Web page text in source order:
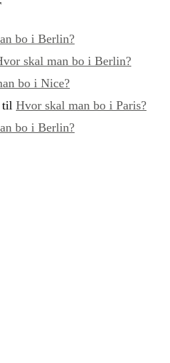
bo i Berlin?
skal man bo i Berlin?
bo i Nice?
til Hvor skal man bo i Paris?
bo i Berlin?